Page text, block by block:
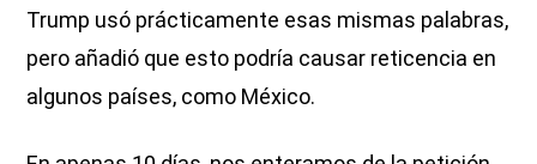
Trump usó prácticamente esas mismas palabras,
pero añadió que esto podría causar reticencia en
algunos países, como México.